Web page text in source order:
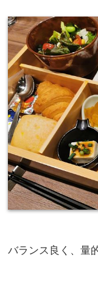
バランス良く、量